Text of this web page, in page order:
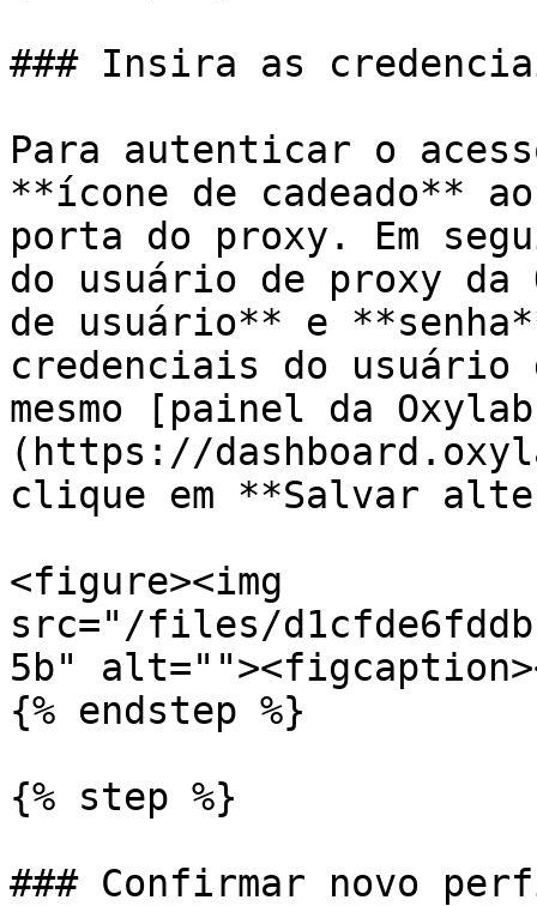
### Insira as
Para autenticar o
**ícone de cadeado**
porta do proxy. Em
do usuário de proxy da
de usuário** e
credenciais do usuário
mesmo [painel da
(https://
clique em **Salvar
<figure><img
src="/files/
5b"
{% endstep %}
{% step %}
### Confirmar novo